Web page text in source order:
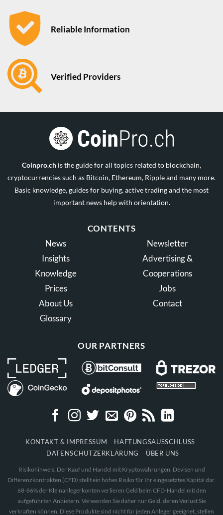
Reliable Information
Verified Providers
Coinpro.ch is the guide for all topics related to blockchain,
cryptocurrencies such as Bitcoin, Ethereum, Ripple and many more.
Basic knowledge, guides for buying, active trading and the most
important news help with orientation.
CONTENTS
News
Insights
Knowledge
Prices
About Us
Glossary
Newsletter
Advertising &
Cooperations
Jobs
Contact
OUR PARTNERS
KONTAKT & IMPRESSUM
HAFTUNGSAUSSCHLUSS
DATENSCHUTZERKLÄRUNG
ÜBER UNS
Risikohinweis: Der Kauf und Handel mit Kryptowährungen, Devisen und
Differenzkontrakten (CFD) stellt ein hohes Risiko für Ihr eingesetztes Kapital dar.
68-86% der Kleinanlegerkonten verlieren Geld beim CFD-Handel mit den
aufgeführten Anbietern. Verwenden Sie daher nur Geld, deren Verlust Sie
verkraften können. Diese Produkte sind nicht für jeden Anleger geeignet, stellen